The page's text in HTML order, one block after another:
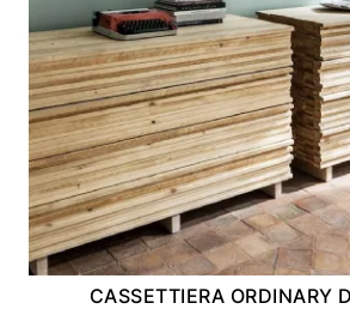
CASSETTIERA ORDINARY